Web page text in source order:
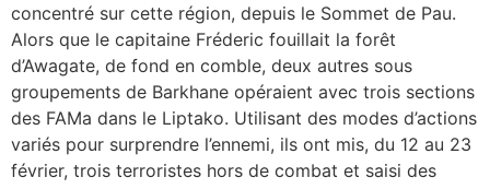
concentré sur cette région, depuis le Sommet de Pau.
Alors que le capitaine Fréderic fouillait la forêt
d’Awagate, de fond en comble, deux autres sous
groupements de Barkhane opéraient avec trois sections
des FAMa dans le Liptako. Utilisant des modes d’actions
variés pour surprendre l’ennemi, ils ont mis, du 12 au 23
février, trois terroristes hors de combat et saisi des